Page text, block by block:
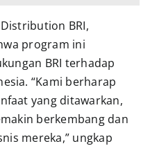
BRI,
program ini
BRI terhadap
“Kami berharap
yang ditawarkan,
berkembang dan
mereka,” ungkap